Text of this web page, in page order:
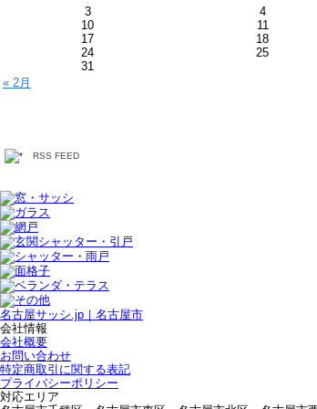
« 2月
3
4
10
11
17
18
24
25
31
RSS FEED
名古屋サッシ.jp｜名古屋市
会社情報
会社概要
お問い合わせ
特定商取引に関する表記
プライバシーポリシー
対応エリア